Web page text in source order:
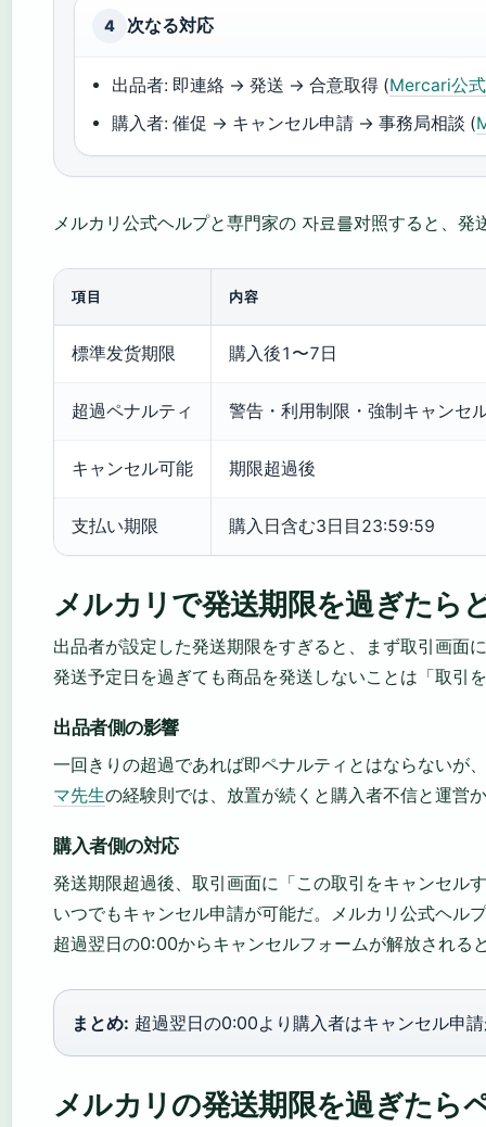
4 次なる対応
出品者: 即連絡 → 発送 → 合意取得 (Mercari公
購入者: 催促 → キャンセル申請 → 事務局相談 (
メルカリ公式ヘルプと専門家の 자료를对照すると、
項目 内容
標準发货期限 購入後1〜7日
超過ペナルティ 警告・利用制限・強制キャンセ
キャンセル可能 期限超過後
支払い期限 購入日含む3日目23:59:59
メルカリで発送期限を過ぎたら
出品者が設定した発送期限をすぎると、まず取引画面
発送予定日を過ぎても商品を発送しないことは「取引
出品者側の影響
一回きりの超過であれば即ペナルティとはならないが
マ先生の経験則では、放置が続くと購入者不信と運営
購入者側の対応
発送期限超過後、取引画面に「この取引をキャンセル
いつでもキャンセル申請が可能だ。メルカリ公式ヘル
超過翌日の0:00からキャンセルフォームが解放される
まとめ: 超過翌日の0:00より購入者はキャンセル申
メルカリの発送期限を過ぎたら